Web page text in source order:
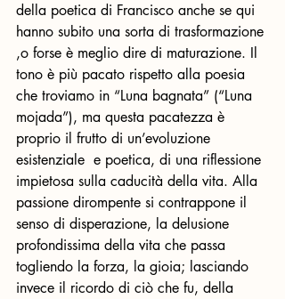
della poetica di Francisco anche se qui
hanno subito una sorta di trasformazione
,o forse è meglio dire di maturazione. Il
tono è più pacato rispetto alla poesia
che troviamo in “Luna bagnata” (“Luna
mojada”), ma questa pacatezza è
proprio il frutto di un’evoluzione
esistenziale  e poetica, di una riflessione
impietosa sulla caducità della vita. Alla
passione dirompente si contrappone il
senso di disperazione, la delusione
profondissima della vita che passa
togliendo la forza, la gioia; lasciando
invece il ricordo di ciò che fu, della